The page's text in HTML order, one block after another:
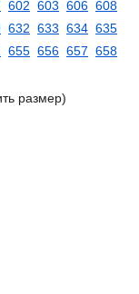
602 603 606 608
632 633 634 635
655 656 657 658
размер)